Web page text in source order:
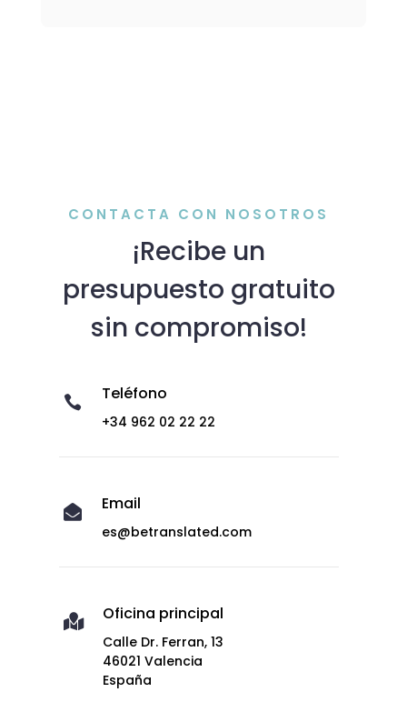
CONTACTA CON NOSOTROS
¡Recibe un
presupuesto gratuito
sin compromiso!
 Teléfono
+34 962 02 22 22
 Email
es@betranslated.com
 Oficina principal
Calle Dr. Ferran, 13
46021 Valencia
España